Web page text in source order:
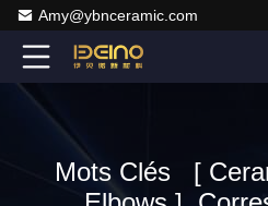
Amy@ybnceramic.com
Mots Clés [